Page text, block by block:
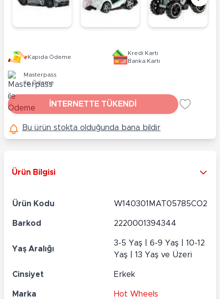
Kapıda Ödeme
Kredi Kartı
Banka Kartı
Masterpass
ile Ödeme
İNTERNETTE TÜKENDİ
Bu ürün stokta olduğunda bana bildir
Ürün Bilgisi
Ürün Kodu W140301MAT05785CO2
Barkod 2220001394344
Yaş Aralığı
3-5 Yaş | 6-9 Yaş | 10-12
Yaş | 13 Yaş ve Üzeri
Cinsiyet Erkek
Marka Hot Wheels